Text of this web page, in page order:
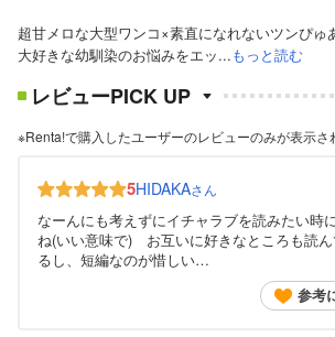
超甘メロな大型ワンコ×素直になれないツンぴゅ
大好きな幼馴染のお悩みをエッ...もっと読む
レビューPICK UP
※Renta!で購入したユーザーのレビューのみが表示さ
5HIDAKAさん
なーんにも考えずにイチャラブを読みたい時
ね(いい意味で) お互いに好きなところも読
るし、短編なのが惜しい…
参考